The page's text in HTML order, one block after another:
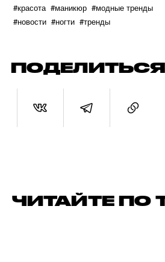
#красота #маникюр #модные тренды
#новости #ногти #тренды
ЧИТАЙТЕ ПО